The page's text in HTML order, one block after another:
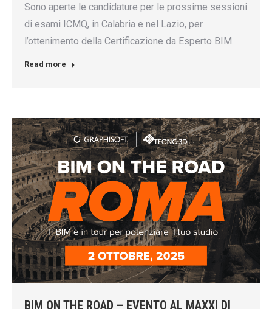
Sono aperte le candidature per le prossime sessioni
di esami ICMQ, in Calabria e nel Lazio, per
l’ottenimento della Certificazione da Esperto BIM.
Read more
BIM ON THE ROAD – EVENTO AL MAXXI DI